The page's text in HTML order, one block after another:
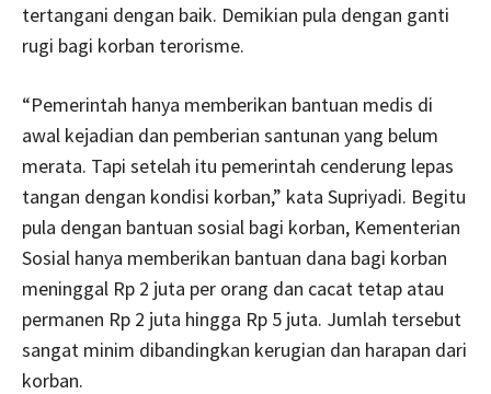
tertangani dengan baik. Demikian pula dengan ganti
rugi bagi korban terorisme.
“Pemerintah hanya memberikan bantuan medis di
awal kejadian dan pemberian santunan yang belum
merata. Tapi setelah itu pemerintah cenderung lepas
tangan dengan kondisi korban,” kata Supriyadi. Begitu
pula dengan bantuan sosial bagi korban, Kementerian
Sosial hanya memberikan bantuan dana bagi korban
meninggal Rp 2 juta per orang dan cacat tetap atau
permanen Rp 2 juta hingga Rp 5 juta. Jumlah tersebut
sangat minim dibandingkan kerugian dan harapan dari
korban.